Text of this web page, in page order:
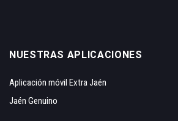
NUESTRAS APLICACIONES
Aplicación móvil Extra Jaén
Jaén Genuino